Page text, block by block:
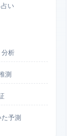
い
析
測
た予測